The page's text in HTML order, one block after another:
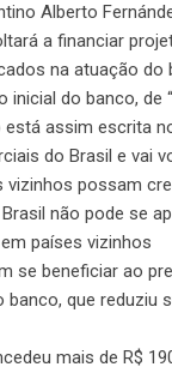
Alberto
a financiar
na atuação
do banco,
assim escrita
do Brasil e
possam
não pode se
países vizinhos
se beneficiar ao
banco, que
mais de R$